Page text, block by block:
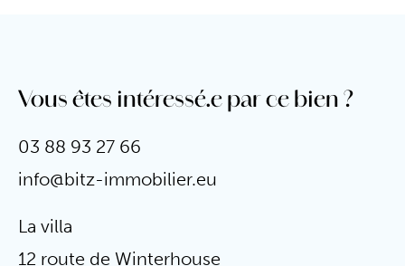
Vous êtes intéressé.e par ce bien ?
03 88 93 27 66
info@bitz-immobilier.eu
La villa
12 route de Winterhouse